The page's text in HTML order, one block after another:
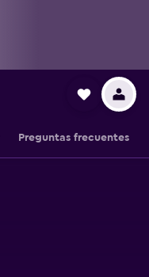
Preguntas frecuentes